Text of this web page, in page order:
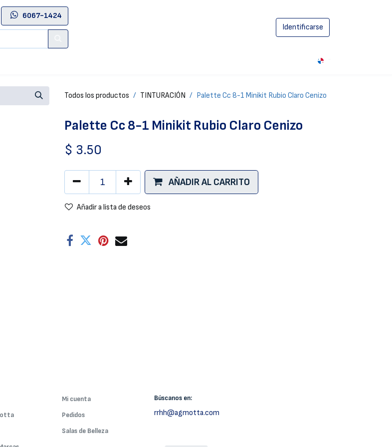
6067-1424
Identificarse
Todos los productos TINTURACIÓN Palette Cc 8-1 Minikit Rubio Claro Cenizo
Palette Cc 8-1 Minikit Rubio Claro Cenizo
$ 3.50
AÑADIR AL CARRITO
Añadir a lista de deseos
Mi cuenta
Pedidos
Salas de Belleza
Búscanos en:
rrhh@agmotta.com